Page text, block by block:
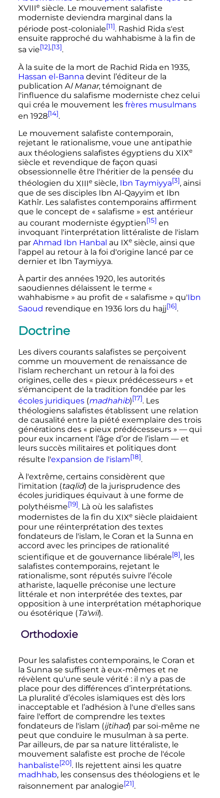
XVIIIe siècle. Le mouvement salafiste
moderniste deviendra marginal dans la
période post-coloniale[11]. Rashid Rida s'est
ensuite rapproché du wahhabisme à la fin de
sa vie[12],[13].
À la suite de la mort de Rachid Rida en 1935,
Hassan el-Banna devint l’éditeur de la
publication Al Manar, témoignant de
l'influence du salafisme moderniste chez celui
qui créa le mouvement les frères musulmans
en 1928[14].
Le mouvement salafiste contemporain,
rejetant le rationalisme, voue une antipathie
aux théologiens salafistes égyptiens du XIXe
siècle et revendique de façon quasi
obsessionnelle être l'héritier de la pensée du
théologien du XIIIe siècle, Ibn Taymiyya[3], ainsi
que de ses disciples Ibn Al-Qayyim et Ibn
Kathîr. Les salafistes contemporains affirment
que le concept de « salafisme » est antérieur
au courant moderniste égyptien[15] en
invoquant l'interprétation littéraliste de l'islam
par Ahmad Ibn Hanbal au IXe siècle, ainsi que
l'appel au retour à la foi d'origine lancé par ce
dernier et Ibn Taymiyya.
À partir des années 1920, les autorités
saoudiennes délaissent le terme «
wahhabisme » au profit de « salafisme » qu'Ibn
Saoud revendique en 1936 lors du hajj[16].
Doctrine
Les divers courants salafistes se perçoivent
comme un mouvement de renaissance de
l'islam recherchant un retour à la foi des
origines, celle des « pieux prédécesseurs » et
s'émancipent de la tradition fondée par les
écoles juridiques(madhahib)[17]. Les
théologiens salafistes établissent une relation
de causalité entre la piété exemplaire des trois
générations des « pieux prédécesseurs » — qui
pour eux incarnent l’âge d’or de l’islam — et
leurs succès militaires et politiques dont
résulte l'expansion de l'islam[18].
À l'extrême, certains considèrent que
l'imitation (taqlid) de la jurisprudence des
écoles juridiques équivaut à une forme de
polythéisme[19]. Là où les salafistes
modernistes de la fin du XIXe siècle plaidaient
pour une réinterprétation des textes
fondateurs de l'islam, le Coran et la Sunna en
accord avec les principes de rationalité
scientifique et de gouvernance libérale[8], les
salafistes contemporains, rejetant le
rationalisme, sont réputés suivre l’école
athariste, laquelle préconise une lecture
littérale et non interprétée des textes, par
opposition à une interprétation métaphorique
ou ésotérique (Ta'wil).
Orthodoxie
Pour les salafistes contemporains, le Coran et
la Sunna se suffisent à eux-mêmes et ne
révèlent qu'une seule vérité : il n'y a pas de
place pour des différences d’interprétations.
La pluralité d’écoles islamiques est dès lors
inacceptable et l’adhésion à l'une d'elles sans
faire l'effort de comprendre les textes
fondateurs de l'islam (ijtihad) par soi-même ne
peut que conduire le musulman à sa perte.
Par ailleurs, de par sa nature littéraliste, le
mouvement salafiste est proche de l'école
hanbaliste[20]. Ils rejettent ainsi les quatre
madhhab, les consensus des théologiens et le
raisonnement par analogie[21].